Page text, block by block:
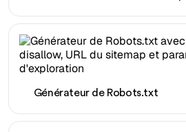
Générateur de Robots.txt